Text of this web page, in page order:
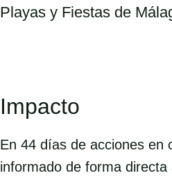
Playas y Fiestas de
Impacto
En 44 días de acciones en
informado de forma directa